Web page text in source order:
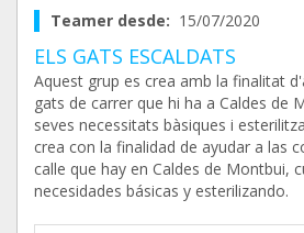
Teamer desde: 15/07/2020
ELS GATS ESCALDATS
Aquest grup es crea amb la finalitat
gats de carrer que hi ha a Caldes de
seves necessitats bàsiques i
crea con la finalidad de ayudar a las
calle que hay en Caldes de Montbui,
necesidades básicas y esterilizando.